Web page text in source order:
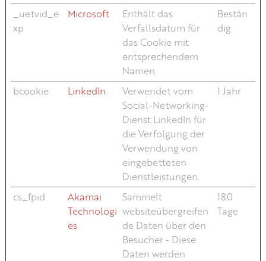
_uetvid_e
xp
Microsoft
Enthält das
Verfallsdatum für
das Cookie mit
entsprechendem
Namen.
Bestän
dig
bcookie LinkedIn
Verwendet vom
Social-Networking-
Dienst LinkedIn für
die Verfolgung der
Verwendung von
eingebetteten
Dienstleistungen.
1 Jahr
cs_fpid
Akamai
Technologi
es
Sammelt
websiteübergreifen
de Daten über den
Besucher - Diese
Daten werden
180
Tage